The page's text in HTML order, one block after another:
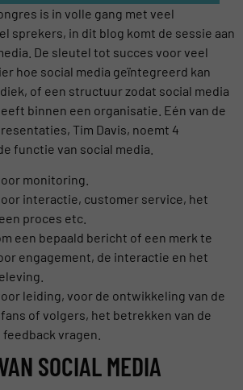
is in volle gang met veel
sprekers, in dit blog komt de sessie aan
De sleutel tot succes voor veel
hoe social media geïntegreerd kan
of een structuur zodat social media
binnen een organisatie. Eén van de
Tim Davis, noemt 4
functie van social media.
monitoring.
interactie, customer service, het
proces etc.
een bepaald bericht of een merk te
engagement, de interactie en het
leiding, voor de ontwikkeling van de
of volgers, het betrekken van de
vragen.
SOCIAL MEDIA